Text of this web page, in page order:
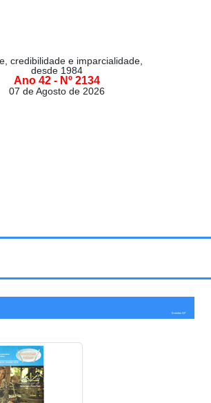
credibilidade e imparcialidade,
desde 1984
Ano 42 - Nº 2134
07 de Agosto de 2026
Eventos GP